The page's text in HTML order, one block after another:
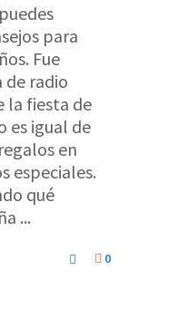
para
Fue
de radio
la fiesta de
es igual de
en
especiales.
qué
0